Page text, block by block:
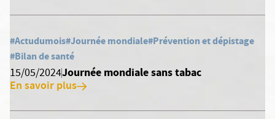
#Actudumois#Journée mondiale#Prévention et dépistage
#Bilan de santé
15/05/2024Journée mondiale sans tabac
En savoir plus